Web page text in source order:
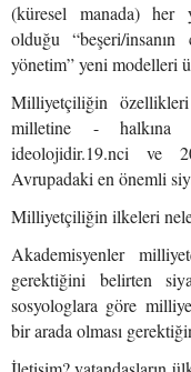
(küresel manada) her
olduğu “beşeri/
yönetim” yeni modelleri
Milliyetçiliğin
milletine - halkına
ideolojidir.19.nci ve
Avrupadaki en önemli
Milliyetçiliğin ilkeleri
Akademisyenler
gerektiğini belirten
sosyologlara göre
bir arada olması